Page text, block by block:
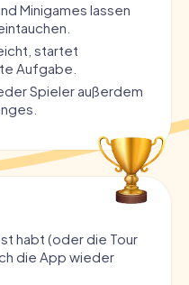
Minigames lassen
startet
Aufgabe.
Spieler außerdem
habt (oder die Tour
die App wieder